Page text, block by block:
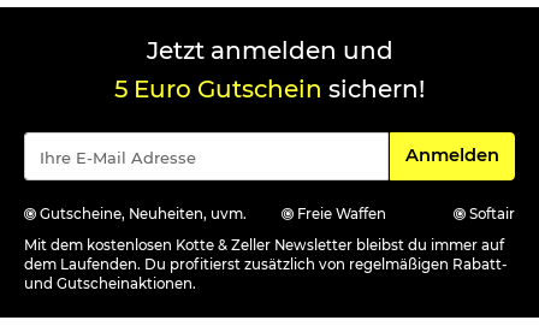
Jetzt anmelden und
5 Euro Gutschein sichern!
Für den
Anmelden
Gutscheine, Neuheiten, uvm. Freie Waffen
Softair
Mit dem kostenlosen Kotte & Zeller Newsletter bleibst du immer auf
dem Laufenden. Du profitierst zusätzlich von regelmäßigen Rabatt-
und Gutscheinaktionen.